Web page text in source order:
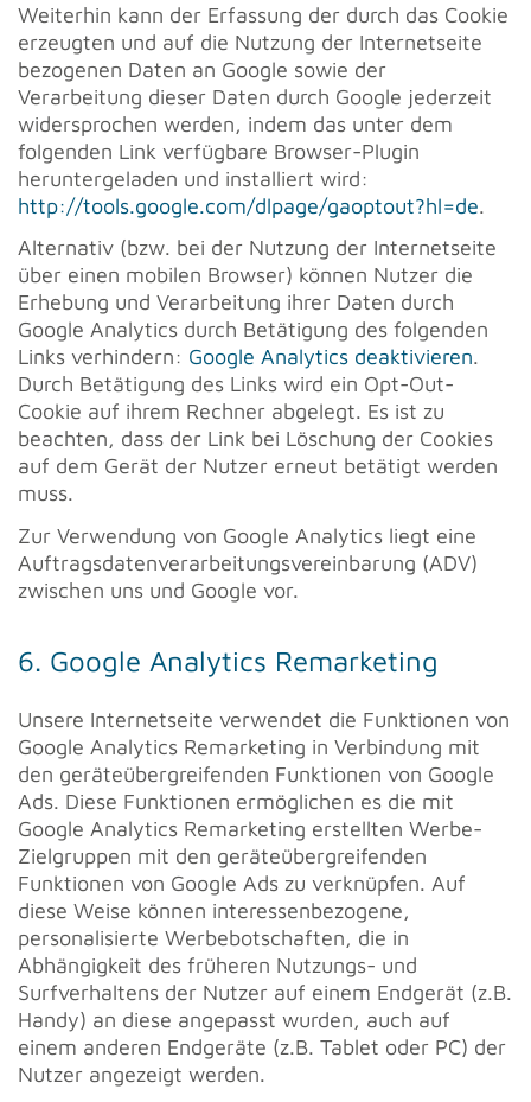
Weiterhin kann der Erfassung der durch das Cookie
erzeugten und auf die Nutzung der Internetseite
bezogenen Daten an Google sowie der
Verarbeitung dieser Daten durch Google jederzeit
widersprochen werden, indem das unter dem
folgenden Link verfügbare Browser-Plugin
heruntergeladen und installiert wird:
http://tools.google.com/dlpage/gaoptout?hl=de.
Alternativ (bzw. bei der Nutzung der Internetseite
über einen mobilen Browser) können Nutzer die
Erhebung und Verarbeitung ihrer Daten durch
Google Analytics durch Betätigung des folgenden
Links verhindern: Google Analytics deaktivieren.
Durch Betätigung des Links wird ein Opt-Out-
Cookie auf ihrem Rechner abgelegt. Es ist zu
beachten, dass der Link bei Löschung der Cookies
auf dem Gerät der Nutzer erneut betätigt werden
muss.
Zur Verwendung von Google Analytics liegt eine
Auftragsdatenverarbeitungsvereinbarung (ADV)
zwischen uns und Google vor.
6. Google Analytics Remarketing
Unsere Internetseite verwendet die Funktionen von
Google Analytics Remarketing in Verbindung mit
den geräteübergreifenden Funktionen von Google
Ads. Diese Funktionen ermöglichen es die mit
Google Analytics Remarketing erstellten Werbe-
Zielgruppen mit den geräteübergreifenden
Funktionen von Google Ads zu verknüpfen. Auf
diese Weise können interessenbezogene,
personalisierte Werbebotschaften, die in
Abhängigkeit des früheren Nutzungs- und
Surfverhaltens der Nutzer auf einem Endgerät (z.B.
Handy) an diese angepasst wurden, auch auf
einem anderen Endgeräte (z.B. Tablet oder PC) der
Nutzer angezeigt werden.